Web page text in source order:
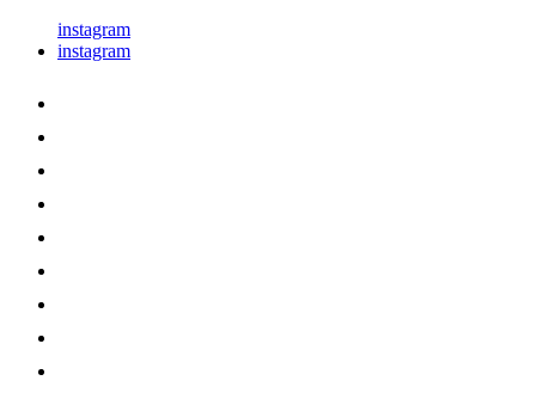
instagram
instagram